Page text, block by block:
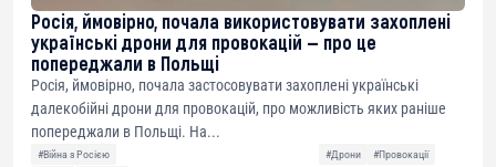
Росія, ймовірно, почала використовувати захоплені
українські дрони для провокацій — про це
попереджали в Польщі
Росія, ймовірно, почала застосовувати захоплені українські
далекобійні дрони для провокацій, про можливість яких раніше
попереджали в Польщі. На...
#Війна з Росією #Дрони
#Провокації